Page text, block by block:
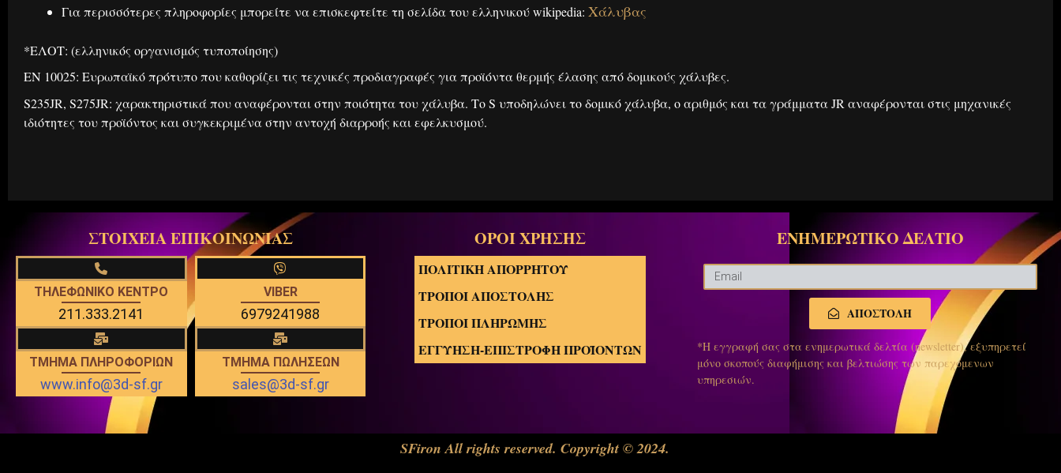
Για περισσότερες πληροφορίες μπορείτε να επισκεφτείτε τη σελίδα του ελληνικού wikipedia: Χάλυβας
*ΕΛΟΤ: (ελληνικός οργανισμός τυποποίησης)
ΕΝ 10025: Ευρωπαϊκό πρότυπο που καθορίζει τις τεχνικές προδιαγραφές για προϊόντα θερμής έλασης από δομικούς χάλυβες.
S235JR, S275JR: χαρακτηριστικά που αναφέρονται στην ποιότητα του χάλυβα. Το S υποδηλώνει το δομικό χάλυβα, ο αριθμός και τα γράμματα JR αναφέρονται στις μηχανικές
ιδιότητες του προϊόντος και συγκεκριμένα στην αντοχή διαρροής και εφελκυσμού.
ΣΤΟΙΧΕΙΑ ΕΠΙΚΟΙΝΩΝΙΑΣ
ΤΗΛΕΦΩΝΙΚΟ ΚΕΝΤΡΟ
211.333.2141
VIBER
6979241988
ΤΜΗΜΑ ΠΛΗΡΟΦΟΡΙΩΝ
www.info@3d-sf.gr
ΤΜΗΜΑ ΠΩΛΗΣΕΩΝ
sales@3d-sf.gr
ΟΡΟΙ ΧΡΗΣΗΣ
ΠΟΛΙΤΙΚΗ ΑΠΟΡΡΗΤΟΥ
ΤΡΟΠΟΙ ΑΠΟΣΤΟΛΗΣ
ΤΡΟΠΟΙ ΠΛΗΡΩΜΗΣ
ΕΓΓΥΗΣΗ-ΕΠΙΣΤΡΟΦΗ ΠΡΟΪΟΝΤΩΝ
ΕΝΗΜΕΡΩΤΙΚΟ ΔΕΛΤΙΟ
ΑΠΟΣΤΟΛΗ
*Η εγγραφή σας στα ενημερωτικά δελτία (newsletter), εξυπηρετεί
μόνο σκοπούς διαφήμισης και βελτιώσης των παρεχόμενων
υπηρεσιών.
SFiron All rights reserved. Copyright © 2024.